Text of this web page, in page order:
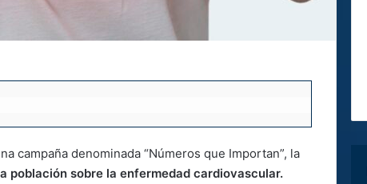
campaña denominada “Números que Importan”, la
población sobre la enfermedad cardiovascular.